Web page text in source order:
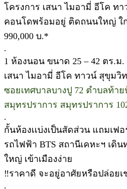
โครงการ เสนา ไมอามี่ อีโค ท
คอนโดพร้อมอยู่ ติดถนนใหญ่ ใ
990,000 บ.*
.
1 ห้องนอน ขนาด 25 – 42 ตร.ม.
เสนา ไมอามี่ อีโค ทาวน์ สุขุมวิ
ซอยเทศบาลบางปู 72 ตำบลท้าย
สมุทรปราการ สมุทรปราการ
.
กั้นห้องเเบ่งเป็นสัดส่วน แถมเฟ
รถไฟฟ้า BTS สถานีเคหะฯ เดิ
ใหญ่ เข้าเมืองง่าย
‼ราคาดี จะอยู่อาศัยหรือปล่อยเ
.